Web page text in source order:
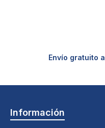
Envío gratuito
Información